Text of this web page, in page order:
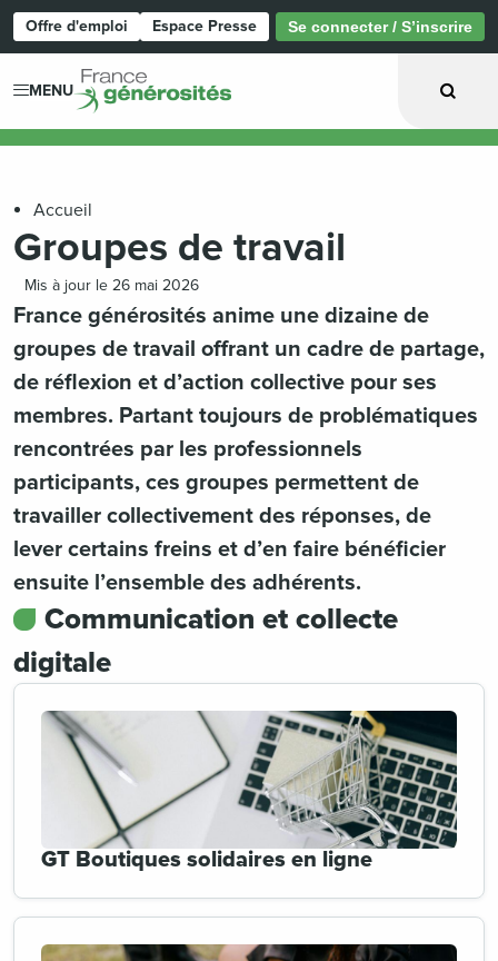
Offre d'emploi Espace Presse Se connecter / S’inscrire
MENU
Accueil
Groupes de travail
Mis à jour le 26 mai 2026
France générosités anime une dizaine de
groupes de travail offrant un cadre de partage,
de réflexion et d’action collective pour ses
membres. Partant toujours de problématiques
rencontrées par les professionnels
participants, ces groupes permettent de
travailler collectivement des réponses, de
lever certains freins et d’en faire bénéficier
ensuite l’ensemble des adhérents.
Communication et collecte
digitale
GT Boutiques solidaires en ligne